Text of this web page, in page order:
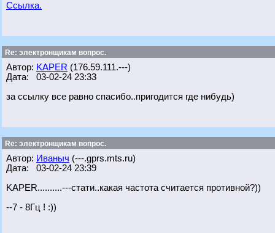
Ссылка.
Re: электронщикам вопрос.
Автор: KAPER (176.59.111.---)
Дата: 03-02-24 23:33
за ссылку все равно спасибо..пригодится где нибудь)
Re: электронщикам вопрос.
Автор: Иваныч (---.gprs.mts.ru)
Дата: 03-02-24 23:39
KAPER..........---стати..какая частота считается противной?))
--7 - 8Гц ! :))